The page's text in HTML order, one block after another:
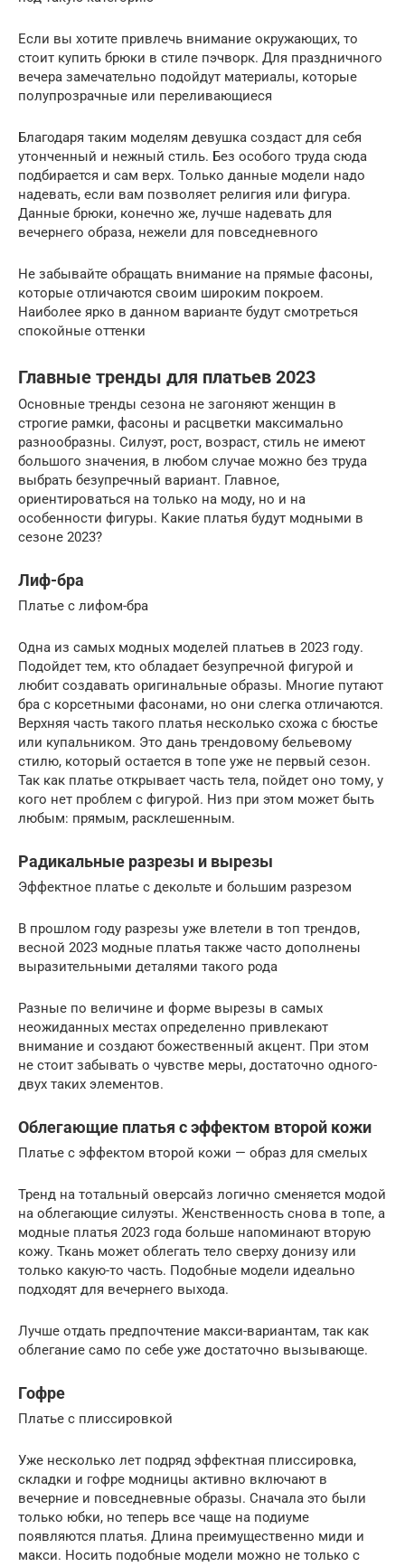
Если вы хотите привлечь внимание окружающих, то
стоит купить брюки в стиле пэчворк. Для праздничного
вечера замечательно подойдут материалы, которые
полупрозрачные или переливающиеся
Благодаря таким моделям девушка создаст для себя
утонченный и нежный стиль. Без особого труда сюда
подбирается и сам верх. Только данные модели надо
надевать, если вам позволяет религия или фигура.
Данные брюки, конечно же, лучше надевать для
вечернего образа, нежели для повседневного
Не забывайте обращать внимание на прямые фасоны,
которые отличаются своим широким покроем.
Наиболее ярко в данном варианте будут смотреться
спокойные оттенки
Главные тренды для платьев 2023
Основные тренды сезона не загоняют женщин в
строгие рамки, фасоны и расцветки максимально
разнообразны. Силуэт, рост, возраст, стиль не имеют
большого значения, в любом случае можно без труда
выбрать безупречный вариант. Главное,
ориентироваться на только на моду, но и на
особенности фигуры. Какие платья будут модными в
сезоне 2023?
Лиф-бра
Платье с лифом-бра
Одна из самых модных моделей платьев в 2023 году.
Подойдет тем, кто обладает безупречной фигурой и
любит создавать оригинальные образы. Многие путают
бра с корсетными фасонами, но они слегка отличаются.
Верхняя часть такого платья несколько схожа с бюстье
или купальником. Это дань трендовому бельевому
стилю, который остается в топе уже не первый сезон.
Так как платье открывает часть тела, пойдет оно тому, у
кого нет проблем с фигурой. Низ при этом может быть
любым: прямым, расклешенным.
Радикальные разрезы и вырезы
Эффектное платье с декольте и большим разрезом
В прошлом году разрезы уже влетели в топ трендов,
весной 2023 модные платья также часто дополнены
выразительными деталями такого рода
Разные по величине и форме вырезы в самых
неожиданных местах определенно привлекают
внимание и создают божественный акцент. При этом
не стоит забывать о чувстве меры, достаточно одного-
двух таких элементов.
Облегающие платья с эффектом второй кожи
Платье с эффектом второй кожи — образ для смелых
Тренд на тотальный оверсайз логично сменяется модой
на облегающие силуэты. Женственность снова в топе, а
модные платья 2023 года больше напоминают вторую
кожу. Ткань может облегать тело сверху донизу или
только какую-то часть. Подобные модели идеально
подходят для вечернего выхода.
Лучше отдать предпочтение макси-вариантам, так как
облегание само по себе уже достаточно вызывающе.
Гофре
Платье с плиссировкой
Уже несколько лет подряд эффектная плиссировка,
складки и гофре модницы активно включают в
вечерние и повседневные образы. Сначала это были
только юбки, но теперь все чаще на подиуме
появляются платья. Длина преимущественно миди и
макси. Носить подобные модели можно не только с